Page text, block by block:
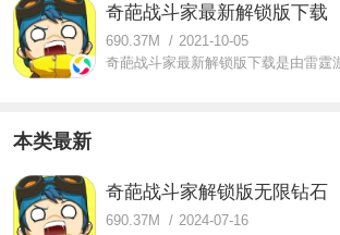
奇葩战斗家最新解锁版下载
690.37M / 2021-10-05
本类最新
奇葩战斗家解锁版无限钻石
690.37M / 2024-07-16